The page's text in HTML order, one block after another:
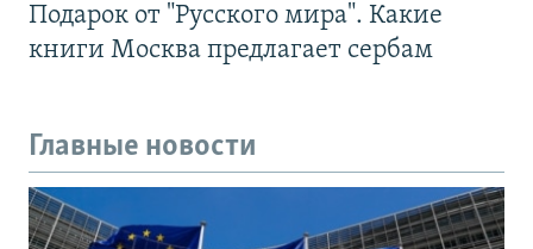
Подарок от "Русского мира". Какие
книги Москва предлагает сербам
Главные новости